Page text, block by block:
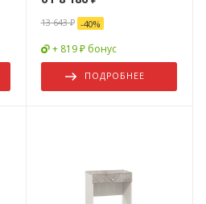
13 643 ₽ -40%
+ 819 ₽ бонус
ПОДРОБНЕЕ